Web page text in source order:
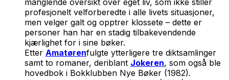
profesjonelt velforberedte i alle livets situasjoner,
men velger galt og opptrer klossete – dette er
personer han har en stadig tilbakevendende
kjærlighet for i sine bøker.
Etter Amatørenfulgte ytterligere tre diktsamlinger
samt to romaner, deriblant Jokeren, som også ble
hovedbok i Bokklubben Nye Bøker (1982).